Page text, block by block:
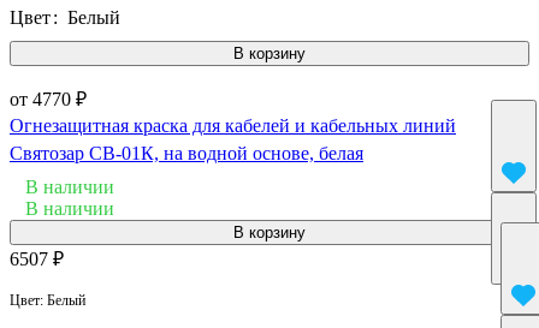
В корзину
Цвет: Белый
от 4770 ₽
Огнезащитная краска для кабелей и кабельных линий
Святозар СВ-01К, на водной основе, белая
В наличии
В наличии
В корзину
6507 ₽
Цвет: Белый